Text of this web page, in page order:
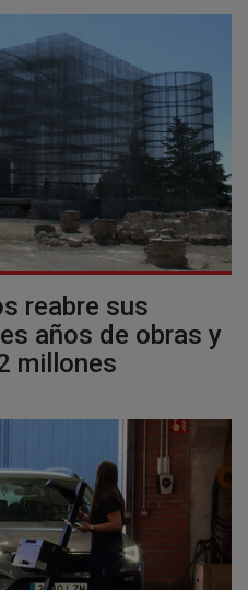
reabre sus
años de obras y
millones